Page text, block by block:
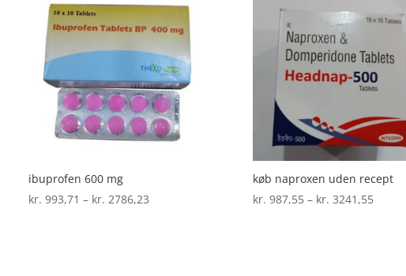
ibuprofen 600 mg
kr. 993,71 – kr. 2786,23Prisinterval:
køb naproxen uden recept
kr. 987,55 – kr. 3241,55